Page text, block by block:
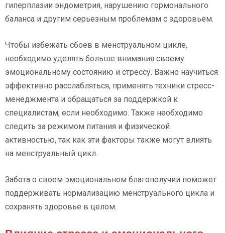
гиперплазии эндометрия, нарушению гормонального
баланса и другим серьезным проблемам с здоровьем.
Чтобы избежать сбоев в менструальном цикле,
необходимо уделять больше внимания своему
эмоциональному состоянию и стрессу. Важно научиться
эффективно расслабляться, применять техники стресс-
менеджмента и обращаться за поддержкой к
специалистам, если необходимо. Также необходимо
следить за режимом питания и физической
активностью, так как эти факторы также могут влиять
на менструальный цикл.
Забота о своем эмоциональном благополучии поможет
поддерживать нормализацию менструального цикла и
сохранять здоровье в целом.